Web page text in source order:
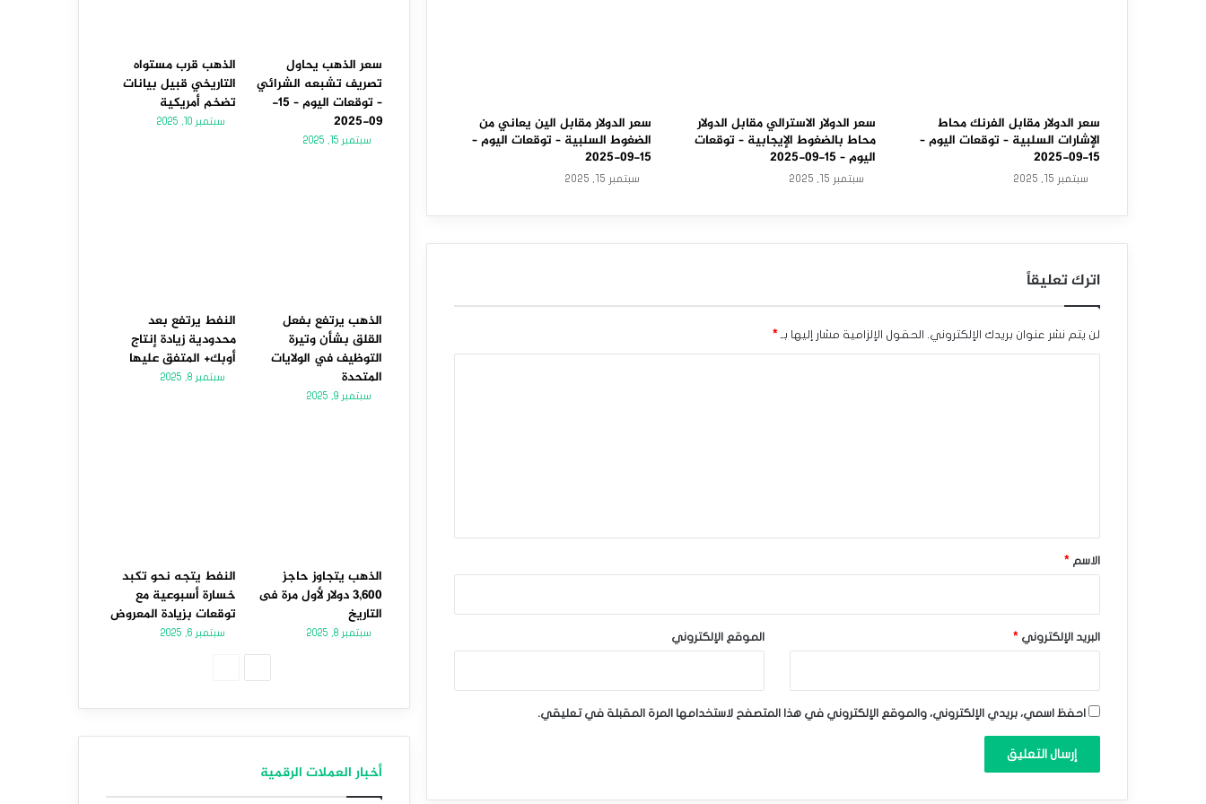
ا
ل
د
و
ل
ا
ر
ا
ي
ح
ا
و
ل
ا
ك
ت
سعر الدولار مقابل الفرنك محاط
الإشارات السلبية – توقعات اليوم –
15-09-2025
سبتمبر 15, 2025
سعر الدولار الاسترالي مقابل الدولار
محاط بالضغوط الإيجابية – توقعات
اليوم – 15-09-2025
سبتمبر 15, 2025
سعر الدولار مقابل الين يعاني من
الضغوط السلبية – توقعات اليوم –
15-09-2025
سبتمبر 15, 2025
اترك تعليقاً
لن يتم نشر عنوان بريدك الإلكتروني. الحقول الإلزامية مشار إليها بـ *
*الاسم *
البريد الإلكتروني * الموقع الإلكتروني
احفظ اسمي، بريدي الإلكتروني، والموقع الإلكتروني في هذا المتصفح لاستخدامها المرة المقبلة في تعليقي.
سعر الذهب يحاول
تصريف تشبعه الشرائي
– توقعات اليوم – 15-
09-2025
سبتمبر 15, 2025
الذهب قرب مستواه
التاريخي قبيل بيانات
تضخم أمريكية
سبتمبر 10, 2025
الذهب يرتفع بفعل
القلق بشأن وتيرة
التوظيف في الولايات
المتحدة
سبتمبر 9, 2025
النفط يرتفع بعد
محدودية زيادة إنتاج
أوبك+ المتفق عليها
سبتمبر 8, 2025
الذهب يتجاوز حاجز
3,600 دولار لأول مرة فى
التاريخ
سبتمبر 8, 2025
النفط يتجه نحو تكبد
خسارة أسبوعية مع
توقعات بزيادة المعروض
سبتمبر 6, 2025
أخبار العملات الرقمية